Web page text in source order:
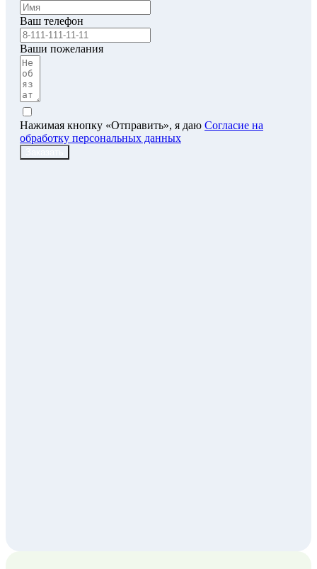
Ваш телефон
Ваши пожелания
Нажимая кнопку «Отправить», я даю Согласие на
обработку персональных данных